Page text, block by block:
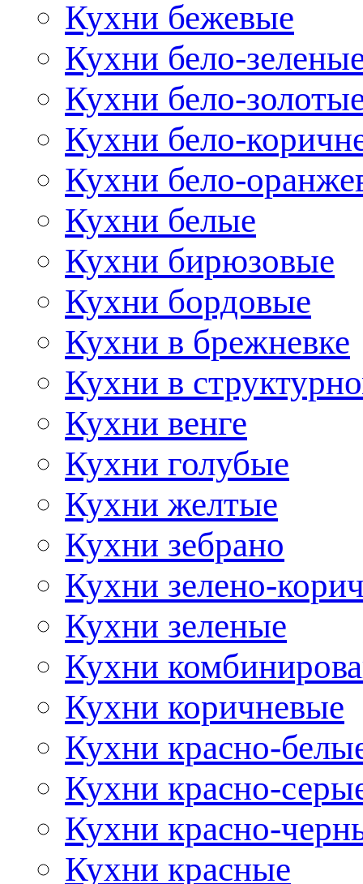
Кухни бежевые
Кухни бело-
Кухни бело-
Кухни бело-
Кухни бело-
Кухни белые
Кухни бирюзовые
Кухни бордовые
Кухни в брежневке
Кухни в
Кухни венге
Кухни голубые
Кухни желтые
Кухни зебрано
Кухни зелено-
Кухни зеленые
Кухни
Кухни коричневые
Кухни красно-
Кухни красно-
Кухни красно-
Кухни красные